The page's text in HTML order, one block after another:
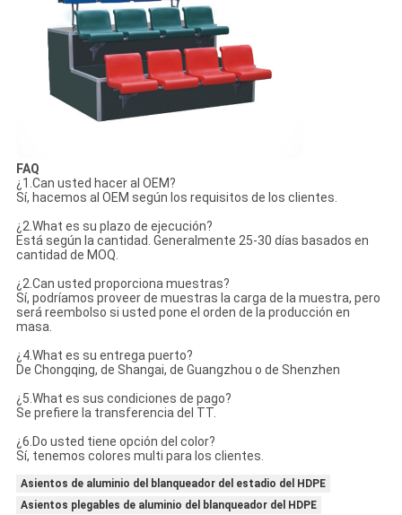
FAQ
¿1.Can usted hacer al OEM?
Sí, hacemos al OEM según los requisitos de los clientes.
¿2.What es su plazo de ejecución?
Está según la cantidad. Generalmente 25-30 días basados en
cantidad de MOQ.
¿2.Can usted proporciona muestras?
Sí, podríamos proveer de muestras la carga de la muestra, pero
será reembolso si usted pone el orden de la producción en
masa.
¿4.What es su entrega puerto?
De Chongqing, de Shangai, de Guangzhou o de Shenzhen
¿5.What es sus condiciones de pago?
Se prefiere la transferencia del TT.
¿6.Do usted tiene opción del color?
Sí, tenemos colores multi para los clientes.
Asientos de aluminio del blanqueador del estadio del HDPE
Asientos plegables de aluminio del blanqueador del HDPE